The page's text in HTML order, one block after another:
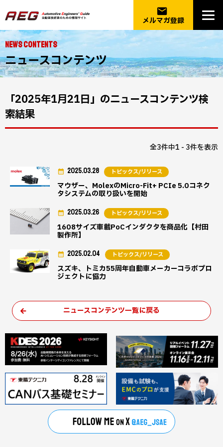
email
メルマガ登録
NEWS CONTENTS
ニュースコンテンツ
「2025年1月21日」のニュースコンテンツ検
索結果
全3件中1 - 3件を表示
マウザー、MolexのMicro-Fit+ PCIe 5.0コネク
タシステムの取り扱いを開始
2025.03.28 トピックス/リリース
1608サイズ車載PoCインダクタを商品化【村田
製作所】
2025.03.26 トピックス/リリース
スズキ、トミカ55周年自動車メーカーコラボプロ
ジェクトに協力
2025.02.04 トピックス/リリース
ニュースコンテンツ一覧に戻る